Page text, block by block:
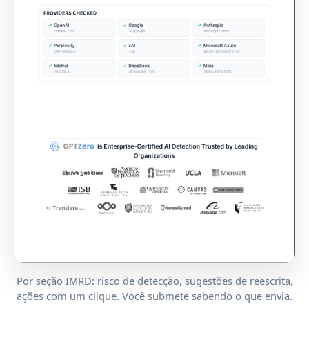
Por seção IMRD: risco de detecção, sugestões de reescrita,
ações com um clique. Você submete sabendo o que envia.